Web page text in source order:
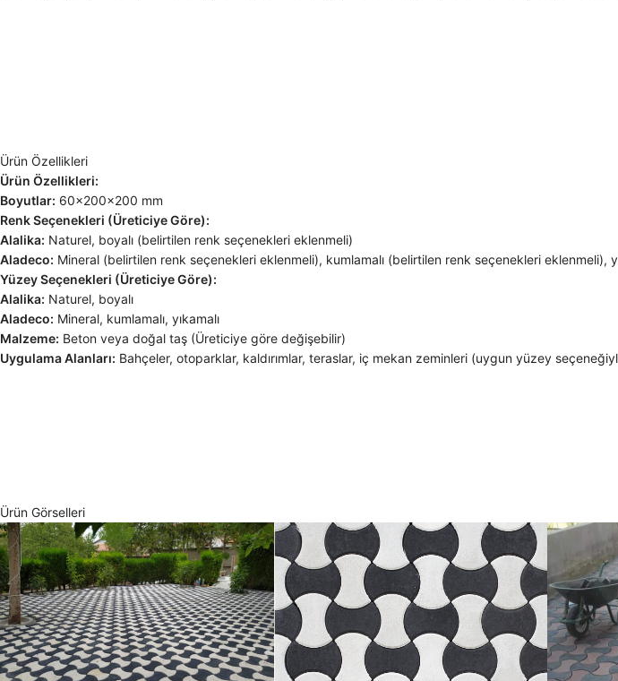
Ürün Özellikleri
Ürün Özellikleri:
Boyutlar: 60x200x200 mm
Renk Seçenekleri (Üreticiye Göre):
Alalika: Naturel, boyalı (belirtilen renk seçenekleri eklenmeli)
Aladeco: Mineral (belirtilen renk seçenekleri eklenmeli), kumlamalı (belirtilen renk seçenekleri eklenmeli),
Yüzey Seçenekleri (Üreticiye Göre):
Alalika: Naturel, boyalı
Aladeco: Mineral, kumlamalı, yıkamalı
Malzeme: Beton veya doğal taş (Üreticiye göre değişebilir)
Uygulama Alanları: Bahçeler, otoparklar, kaldırımlar, teraslar, iç mekan zeminleri (uygun yüzey
Ürün Görselleri